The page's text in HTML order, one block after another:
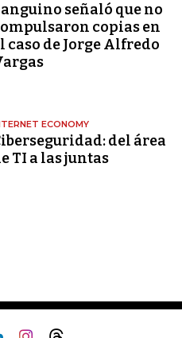
señaló que no
copias en
caso de Jorge Alfredo
ECONOMY
del área
TI a las juntas